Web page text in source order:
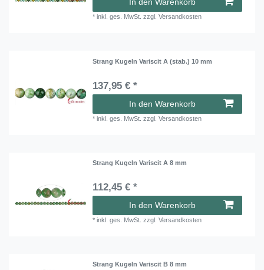
In den Warenkorb
*inkl. ges. MwSt. zzgl.Versandkosten
Strang Kugeln Variscit A (stab.) 10 mm
137,95 € *
In den Warenkorb
*inkl. ges. MwSt. zzgl.Versandkosten
Strang Kugeln Variscit A 8 mm
112,45 € *
In den Warenkorb
*inkl. ges. MwSt. zzgl.Versandkosten
Strang Kugeln Variscit B 8 mm